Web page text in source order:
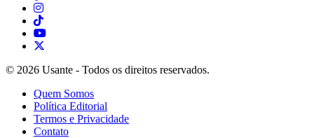
© 2026 Usante - Todos os direitos reservados.
Quem Somos
Política Editorial
Termos e Privacidade
Contato